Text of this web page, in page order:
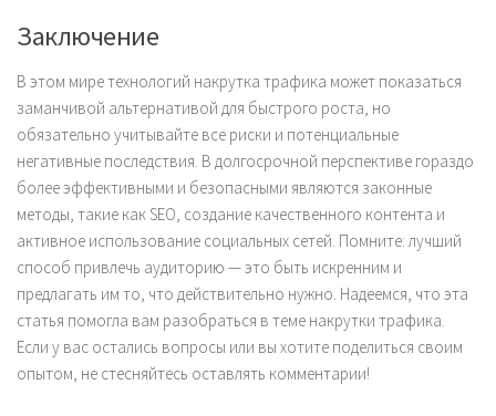
Заключение
В этом мире технологий накрутка трафика может показаться
заманчивой альтернативой для быстрого роста, но
обязательно учитывайте все риски и потенциальные
негативные последствия. В долгосрочной перспективе гораздо
более эффективными и безопасными являются законные
методы, такие как SEO, создание качественного контента и
активное использование социальных сетей. Помните: лучший
способ привлечь аудиторию — это быть искренним и
предлагать им то, что действительно нужно. Надеемся, что эта
статья помогла вам разобраться в теме накрутки трафика.
Если у вас остались вопросы или вы хотите поделиться своим
опытом, не стесняйтесь оставлять комментарии!